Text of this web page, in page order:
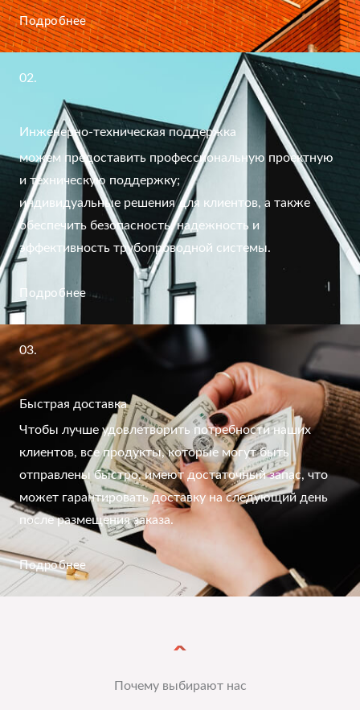
Подробнее
02.
Инженерно-техническая поддержка
можем предоставить профессиональную проектную
и техническую поддержку;
индивидуальные решения для клиентов, а также
обеспечить безопасность, надежность и
эффективность трубопроводной системы.
Подробнее
03.
Быстрая доставка
Чтобы лучше удовлетворить потребности наших
клиентов, все продукты, которые могут быть
отправлены быстро, имеют достаточный запас, что
может гарантировать доставку на следующий день
после размещения заказа.
Подробнее
Почему выбирают нас